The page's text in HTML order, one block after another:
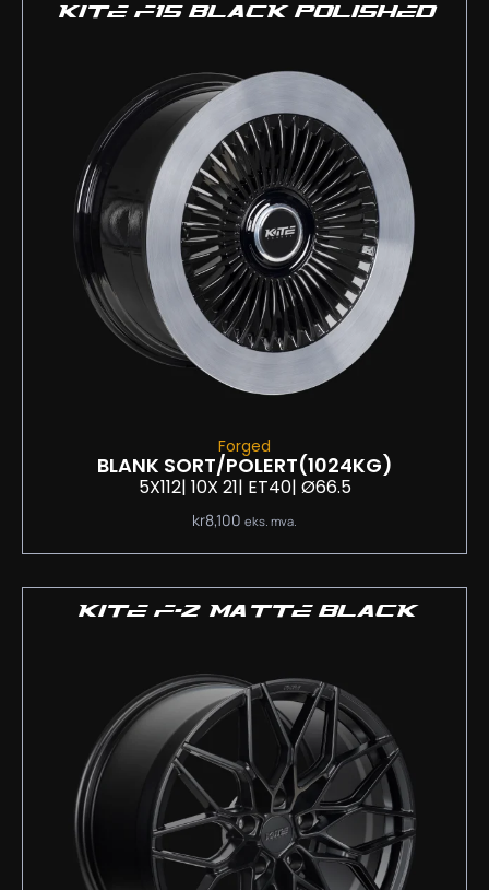
KITE F15 BLACK POLISHED
Forged
BLANK SORT/POLERT(1024KG)
5X112| 10X 21| ET40| Ø66.5
kr8,100 eks. mva.
KITE F-2 MATTE BLACK